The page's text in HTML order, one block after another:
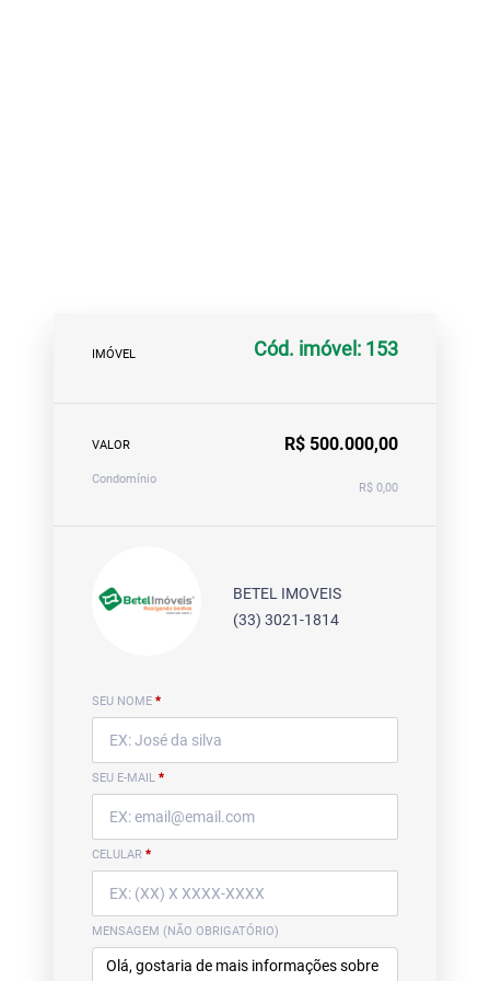
IMÓVEL Cód. imóvel: 153
VALOR R$ 500.000,00
Condomínio
R$ 0,00
BETEL IMOVEIS
(33) 3021-1814
SEU NOME *
SEU E-MAIL *
CELULAR *
MENSAGEM (NÃO OBRIGATÓRIO)